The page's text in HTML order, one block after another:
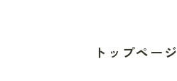
トップページ